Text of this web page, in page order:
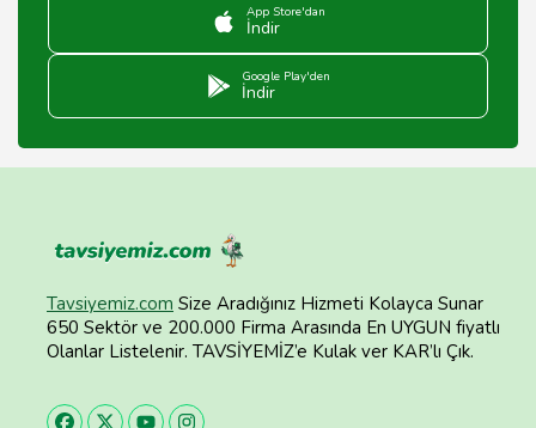
App Store'dan
İndir
Google Play'den
İndir
Tavsiyemiz.com Size Aradığınız Hizmeti Kolayca Sunar
650 Sektör ve 200.000 Firma Arasında En UYGUN fiyatlı
Olanlar Listelenir. TAVSİYEMİZ’e Kulak ver KAR’lı Çık.